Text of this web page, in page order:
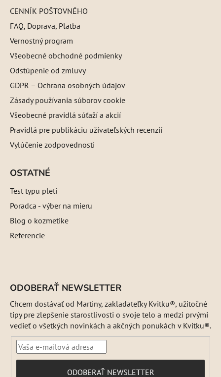
CENNÍK POŠTOVNÉHO
FAQ, Doprava, Platba
Vernostný program
Všeobecné obchodné podmienky
Odstúpenie od zmluvy
GDPR – Ochrana osobných údajov
Zásady používania súborov cookie
Všeobecné pravidlá súťaží a akcií
Pravidlá pre publikáciu užívateľských recenzií
Vylúčenie zodpovednosti
OSTATNÉ
Test typu pleti
Poradca - výber na mieru
Blog o kozmetike
Referencie
ODOBERAŤ NEWSLETTER
Chcem dostávať od Martiny, zakladateľky Kvitku®, užitočné
tipy pre zlepšenie starostlivosti o svoje telo a medzi prvými
vedieť o všetkých novinkách a akčných ponukách v Kvitku®.
PRIHLÁSIŤ
ODOBERAŤ NEWSLETTER